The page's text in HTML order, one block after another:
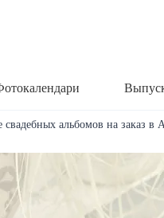
свадебных альбомов на заказ в